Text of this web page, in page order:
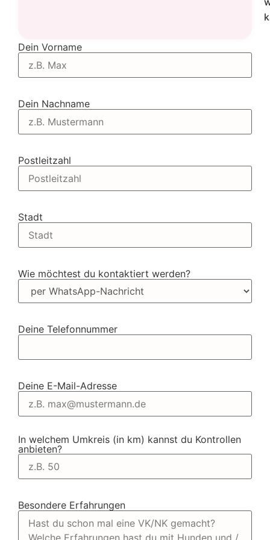
Dein Vorname
Dein Nachname
Postleitzahl
Stadt
Wie möchtest du kontaktiert werden?
Deine Telefonnummer
Deine E-Mail-Adresse
In welchem Umkreis (in km) kannst du Kontrollen
anbieten?
Besondere Erfahrungen